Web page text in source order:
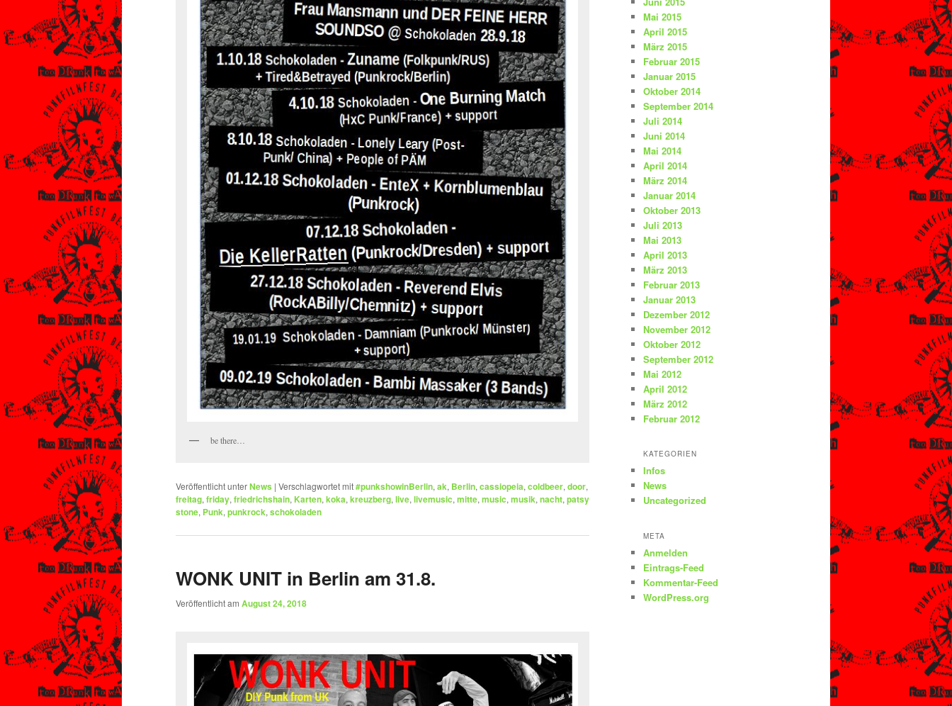
be there…
Veröffentlicht unterNews | Verschlagwortet mit#punkshowinBerlin, ak, Berlin, cassiopeia, coldbeer, door,
freitag, friday, friedrichshain, Karten, koka, kreuzberg, live, livemusic, mitte, music, musik, nacht, patsy
stone, Punk, punkrock, schokoladen
WONK UNIT in Berlin am 31.8.
Veröffentlicht am August 24, 2018
Mai 2015
April 2015
März 2015
Februar 2015
Januar 2015
Oktober 2014
September 2014
Juli 2014
Juni 2014
Mai 2014
April 2014
März 2014
Januar 2014
Oktober 2013
Juli 2013
Mai 2013
April 2013
März 2013
Februar 2013
Januar 2013
Dezember 2012
November 2012
Oktober 2012
September 2012
Mai 2012
April 2012
März 2012
Februar 2012
KATEGORIEN
Infos
News
Uncategorized
META
Anmelden
Eintrags-Feed
Kommentar-Feed
WordPress.org